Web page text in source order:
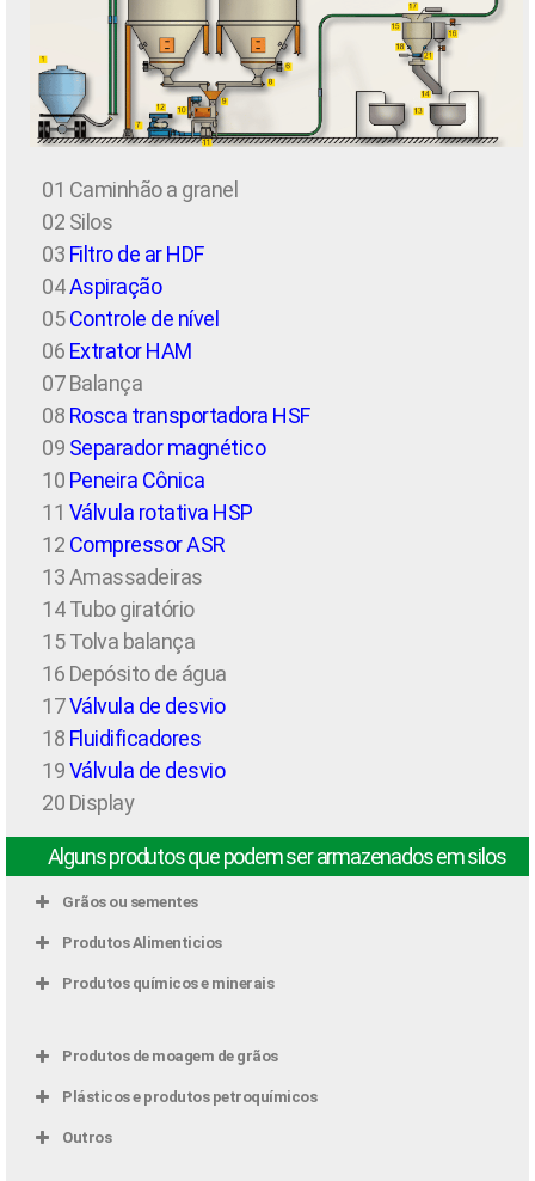
01 Caminhão a granel
02 Silos
03 Filtro de ar HDF
04Aspiração
05Controle de nível
06 Extrator HAM
07 Balança
08 Rosca transportadora HSF
09 Separador magnético
10 Peneira Cônica
11 Válvula rotativa HSP
12 Compressor ASR
13 Amassadeiras
14 Tubo giratório
15 Tolva balança
16 Depósito de água
17Válvula de desvio
18 Fluidificadores
19Válvula de desvio
20 Display
Alguns produtos que podem ser armazenados em silos
Grãos ou sementes
Produtos Alimenticios
Produtos químicos e minerais
Produtos de moagem de grãos
Plásticos e produtos petroquímicos
Outros